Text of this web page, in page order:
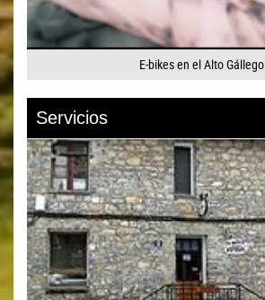
E-bikes en el Alto Gállego
Servicios